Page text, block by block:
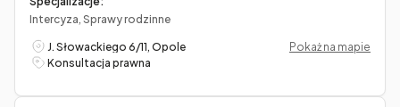
Intercyza, Sprawy rodzinne
J. Słowackiego 6/11, Opole
Pokaż na mapie
Konsultacja prawna